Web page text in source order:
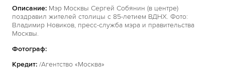
Описание: Мэр Москвы Сергей Собянин (в центре)
поздравил жителей столицы с 85-летием ВДНХ. Фото:
Владимир Новиков, пресс-служба мэра и правительства
Москвы.
Фотограф:
Кредит: /Агентство «Москва»